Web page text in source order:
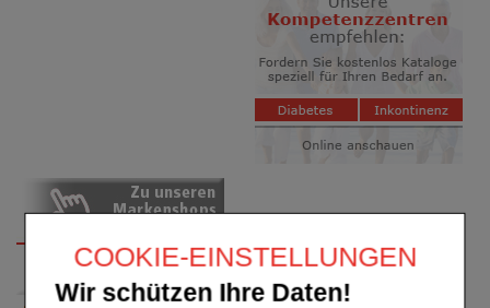
COOKIE-EINSTELLUNGEN
Wir schützen Ihre Daten!